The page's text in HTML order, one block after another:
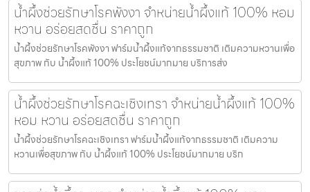
น้ำผึ้งช่วยรักษาโรคพังงา จำหน่ายน้ำผึ้งแท้ 100% หอม
หวาน อร่อยสดชื่น ราคาถูก
น้ำผึ้งช่วยรักษาโรคพังงา ฟาร์มน้ำผึ้งแท้จากธรรมชาติ เติมความหวานเพื่อ
สุขภาพ กับ น้ำผึ้งแท้ 100% ประโยชน์มากมาย บริการส่ง
น้ำผึ้งช่วยรักษาโรคฉะเชิงเทรา จำหน่ายน้ำผึ้งแท้ 100%
หอม หวาน อร่อยสดชื่น ราคาถูก
น้ำผึ้งช่วยรักษาโรคฉะเชิงเทรา ฟาร์มน้ำผึ้งแท้จากธรรมชาติ เติมความ
หวานเพื่อสุขภาพ กับ น้ำผึ้งแท้ 100% ประโยชน์มากมาย บริก